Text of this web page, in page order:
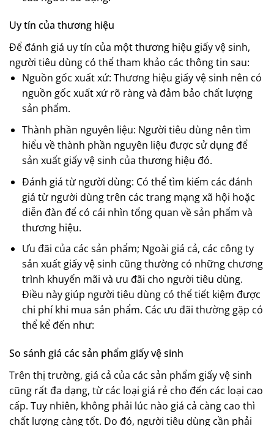
Uy tín của thương hiệu
Để đánh giá uy tín của một thương hiệu giấy vệ sinh,
người tiêu dùng có thể tham khảo các thông tin sau:
Nguồn gốc xuất xứ: Thương hiệu giấy vệ sinh nên có
nguồn gốc xuất xứ rõ ràng và đảm bảo chất lượng
sản phẩm.
Thành phần nguyên liệu: Người tiêu dùng nên tìm
hiểu về thành phần nguyên liệu được sử dụng để
sản xuất giấy vệ sinh của thương hiệu đó.
Đánh giá từ người dùng: Có thể tìm kiếm các đánh
giá từ người dùng trên các trang mạng xã hội hoặc
diễn đàn để có cái nhìn tổng quan về sản phẩm và
thương hiệu.
Ưu đãi của các sản phẩm; Ngoài giá cả, các công ty
sản xuất giấy vệ sinh cũng thường có những chương
trình khuyến mãi và ưu đãi cho người tiêu dùng.
Điều này giúp người tiêu dùng có thể tiết kiệm được
chi phí khi mua sản phẩm. Các ưu đãi thường gặp có
thể kể đến như:
So sánh giá các sản phẩm giấy vệ sinh
Trên thị trường, giá cả của các sản phẩm giấy vệ sinh
cũng rất đa dạng, từ các loại giá rẻ cho đến các loại cao
cấp. Tuy nhiên, không phải lúc nào giá cả càng cao thì
chất lượng càng tốt. Do đó, người tiêu dùng cần phải